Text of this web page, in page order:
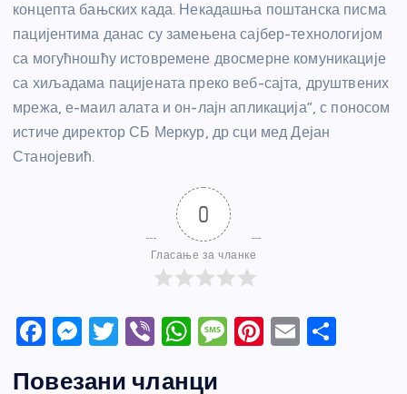
концепта бањских када. Некадашња поштанска писма
пацијентима данас су замењена сајбер-технологијом
са могућношћу истовремене двосмерне комуникације
са хиљадама пацијената преко веб-сајта, друштвених
мрежа, е-маил алата и он-лајн апликација”, с поносом
истиче директор СБ Меркур, др сци мед Дејан
Станојевић.
0
Гласање за чланке
F
M T
Vi W M Pi E
Повезани чланци